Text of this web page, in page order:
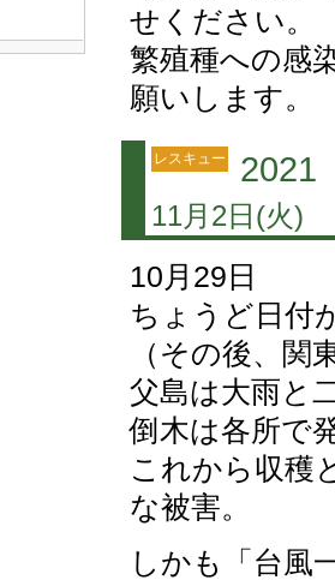
せください。
繁殖種への感
願いします。
レスキュー
11月2日(火)
10月29日
ちょうど日付
（その後、
父島は大雨と
倒木は各所で
これから収穫
な被害。
しかも「台風